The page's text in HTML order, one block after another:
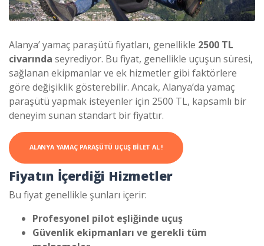
Alanya’ yamaç paraşütü fiyatları, genellikle 2500 TL
civarında seyrediyor. Bu fiyat, genellikle uçuşun süresi,
sağlanan ekipmanlar ve ek hizmetler gibi faktörlere
göre değişiklik gösterebilir. Ancak, Alanya’da yamaç
paraşütü yapmak isteyenler için 2500 TL, kapsamlı bir
deneyim sunan standart bir fiyattır.
ALANYA YAMAÇ PARAŞÜTÜ UÇUŞ BILET AL !
Fiyatın İçerdiği Hizmetler
Bu fiyat genellikle şunları içerir:
Profesyonel pilot eşliğinde uçuş
Güvenlik ekipmanları ve gerekli tüm